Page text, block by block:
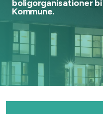
boligorganisationer
Kommune.